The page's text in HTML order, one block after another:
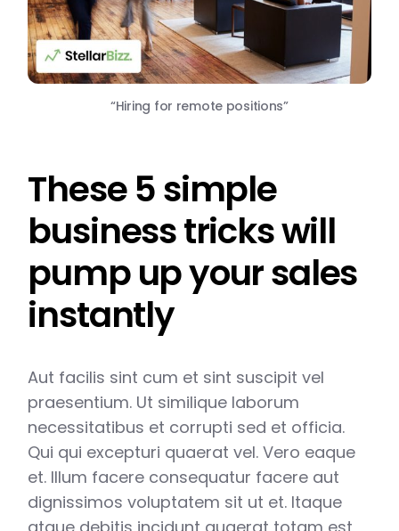
“Hiring for remote positions”
These 5 simple
business tricks will
pump up your sales
instantly
Aut facilis sint cum et sint suscipit vel
praesentium. Ut similique laborum
necessitatibus et corrupti sed et officia.
Qui qui excepturi quaerat vel. Vero eaque
et. Illum facere consequatur facere aut
dignissimos voluptatem sit ut et. Itaque